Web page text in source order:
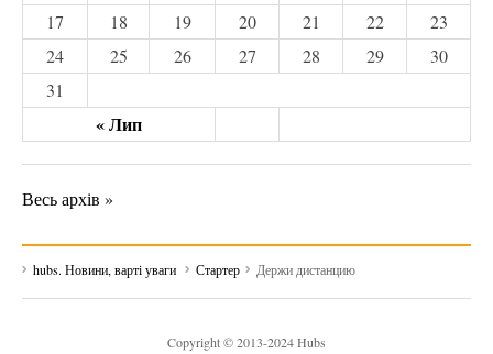
« Лип
17
18 19 20 21 22
23
24
25 26 27 28 29
30
31
Весь архів »
hubs. Новини, варті уваги Стартер Держи дистанцию
Copyright © 2013-2024 Hubs